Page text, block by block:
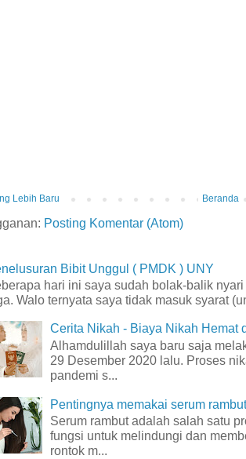
Lebih Baru Beranda
Posting Komentar (Atom)
Bibit Unggul ( PMDK ) UNY
hari ini saya sudah bolak-balik
Walo ternyata saya tidak masuk syarat
Cerita Nikah - Biaya Nikah Hemat
Alhamdulillah saya baru saja
29 Desember 2020 lalu. Proses
pandemi s...
Pentingnya memakai serum
Serum rambut adalah salah satu
fungsi untuk melindungi dan
rontok m...